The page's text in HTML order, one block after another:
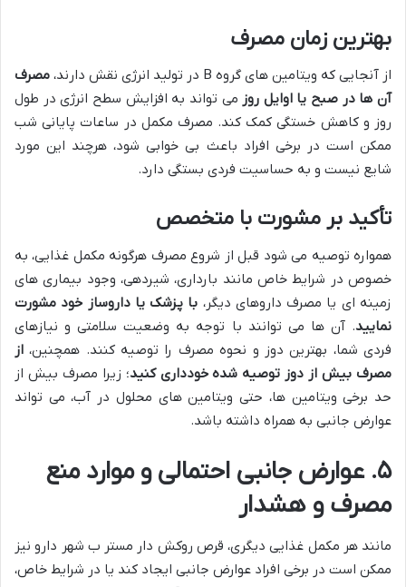
بهترین زمان مصرف
از آنجایی که ویتامین های گروه B در تولید انرژی نقش دارند،
مصرف
آن ها در صبح یا اوایل روز می تواند به افزایش سطح انرژی در طول
روز و کاهش خستگی کمک کند. مصرف مکمل در ساعات پایانی شب
ممکن است در برخی افراد باعث بی خوابی شود، هرچند این مورد
شایع نیست و به حساسیت فردی بستگی دارد.
تأکید بر مشورت با متخصص
همواره توصیه می شود قبل از شروع مصرف هرگونه مکمل غذایی، به
خصوص در شرایط خاص مانند بارداری، شیردهی، وجود بیماری های
زمینه ای یا مصرف داروهای دیگر، با پزشک یا داروساز خود مشورت
نمایید. آن ها می توانند با توجه به وضعیت سلامتی و نیازهای
فردی شما، بهترین دوز و نحوه مصرف را توصیه کنند. همچنین، از
مصرف بیش از دوز توصیه شده خودداری کنید؛ زیرا مصرف بیش از
حد برخی ویتامین ها، حتی ویتامین های محلول در آب، می تواند
عوارض جانبی به همراه داشته باشد.
۵. عوارض جانبی احتمالی و موارد منع
مصرف و هشدار
مانند هر مکمل غذایی دیگری، قرص روکش دار مستر ب شهر دارو نیز
ممکن است در برخی افراد عوارض جانبی ایجاد کند یا در شرایط خاص،